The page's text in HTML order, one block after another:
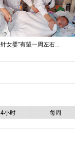
针女婴”有望一周左右...
小时 每周